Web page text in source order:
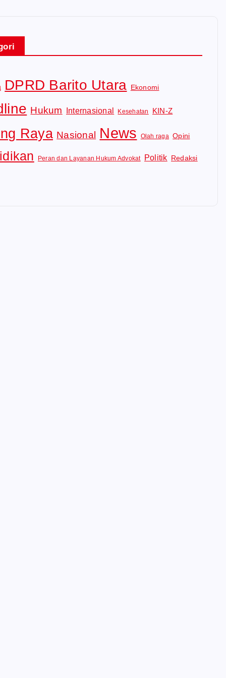
DPRD Barito Utara Ekonomi
Hukum Internasional Kesehatan KIN-Z
Raya Nasional News Olah raga Opini
Peran dan Layanan Hukum Advokat Politik Redaksi